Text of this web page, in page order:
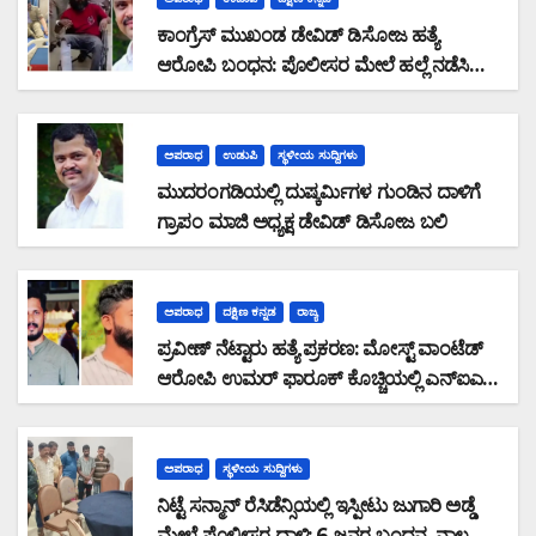
ಕಾಂಗ್ರೆಸ್ ಮುಖಂಡ ಡೇವಿಡ್ ಡಿಸೋಜ ಹತ್ಯೆ
ಆರೋಪಿ ಬಂಧನ: ಪೊಲೀಸರ ಮೇಲೆ ಹಲ್ಲೆ ನಡೆಸಿ
ಪರಾರಿಯಾಗುತ್ತಿದ್ದ ಆರೋಪಿ ಕಾಲಿಗೆ ಫೈರಿಂಗ್
ಅಪರಾಧ ಉಡುಪಿ ಸ್ಥಳೀಯ ಸುದ್ದಿಗಳು
ಮುದರಂಗಡಿಯಲ್ಲಿ ದುಷ್ಕರ್ಮಿಗಳ ಗುಂಡಿನ ದಾಳಿಗೆ
ಗ್ರಾಪಂ ಮಾಜಿ ಅಧ್ಯಕ್ಷ ಡೇವಿಡ್ ಡಿಸೋಜ ಬಲಿ
ಅಪರಾಧ ದಕ್ಷಿಣ ಕನ್ನಡ ರಾಜ್ಯ
ಪ್ರವೀಣ್ ನೆಟ್ಟಾರು ಹತ್ಯೆ ಪ್ರಕರಣ: ಮೋಸ್ಟ್ ವಾಂಟೆಡ್
ಆರೋಪಿ ಉಮರ್ ಫಾರೂಕ್ ಕೊಚ್ಚಿಯಲ್ಲಿ ಎನ್‌ಐಎ
ವಶಕ್ಕೆ
ಅಪರಾಧ ಸ್ಥಳೀಯ ಸುದ್ದಿಗಳು
ನಿಟ್ಟೆ ಸನ್ಮಾನ್ ರೆಸಿಡೆನ್ಸಿಯಲ್ಲಿ ಇಸ್ಪೀಟು ಜುಗಾರಿ ಅಡ್ಡೆ